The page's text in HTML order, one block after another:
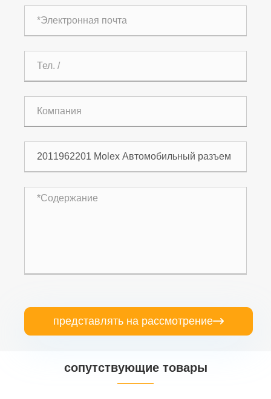
представлять на рассмотрение
сопутствующие товары